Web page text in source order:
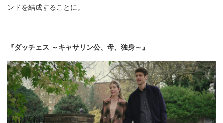
ンドを結成することに。
『ダッチェス ～キャサリン公、母、独身～』